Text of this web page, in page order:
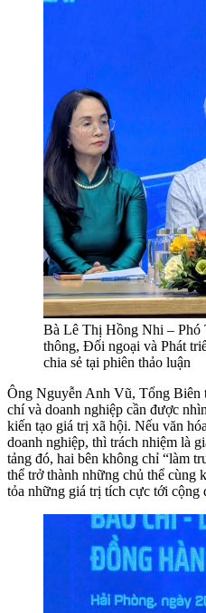
Bà Lê Thị Hồng Nhi – Phó
thông, Đối ngoại và Phát
chia sẻ tại phiên thảo luận
Ông Nguyễn Anh Vũ, Tổng Biên
chí và doanh nghiệp cần được
kiến tạo giá trị xã hội. Nếu văn
doanh nghiệp, thì trách nhiệm là
tảng đó, hai bên không chỉ “làm
thể trở thành những chủ thể cùng
tỏa những giá trị tích cực tới cộng